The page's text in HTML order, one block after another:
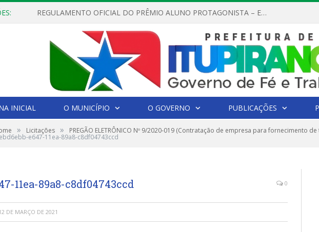
REGULAMENTO OFICIAL DO PRÊMIO ALUNO PROTAGONISTA – EDIÇÃO 2026
INICIAL O MUNICÍPIO O GOVERNO PUBLICAÇÕES
» Licitações » PREGÃO ELETRÔNICO Nº 9/2020-019 (Contratação de empresa para fornecimento
e647-11ea-89a8-c8df04743ccd
11ea-89a8-c8df04743ccd 0
DE MARÇO DE 2021